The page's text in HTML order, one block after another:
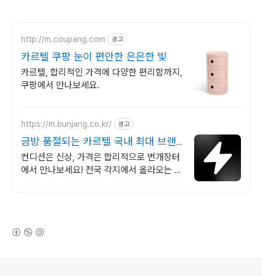
http://m.coupang.com 광고
카르텔 쿠팡 눈이 편안한 은은한 빛
카르텔, 합리적인 가격에 다양한 편리함까지,
쿠팡에서 만나보세요.
https://m.bunjang.co.kr/ 광고
금방 품절되는 카르텔 국내 최대 브랜
드 중고거래
컨디션은 신상, 가격은 합리적으로 번개장터
에서 만나보세요! 전국 각지에서 올라오는 전